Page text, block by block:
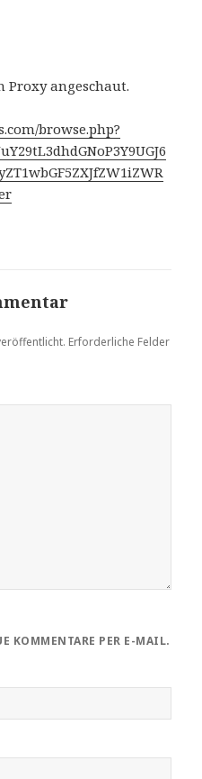
Proxy angeschaut.
browse.php?
Erforderliche Felder
KOMMENTARE PER E-MAIL.